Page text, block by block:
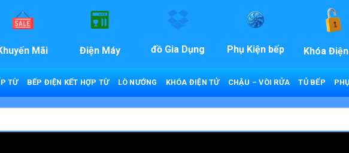
Mãi Điện Máy đồ Gia Dụng Phụ Kiện bếp Khóa
TỪ BẾP ĐIỆN KẾT HỢP TỪ LÒ NƯỚNG KHÓA ĐIỆN TỬ CHẬU – VÒI RỬA TỦ BẾP